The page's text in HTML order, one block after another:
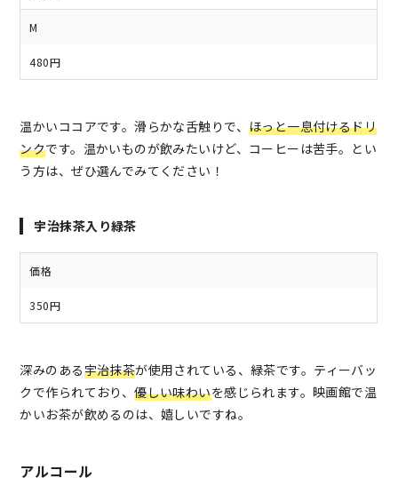
M
480円
温かいココアです。滑らかな舌触りで、 ほっと一息付けるドリ
ンクです。温かいものが飲みたいけど、コーヒーは苦手。とい
う方は、ぜひ選んでみてください！
宇治抹茶入り緑茶
価格
350円
深みのある宇治抹茶が使用されている、緑茶です。ティーバッ
クで作られており、優しい味わいを感じられます。映画館で温
かいお茶が飲めるのは、嬉しいですね。
アルコール